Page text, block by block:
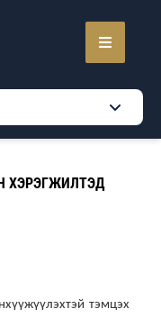
ХЭРЭГЖИЛТЭД
тэмцэх